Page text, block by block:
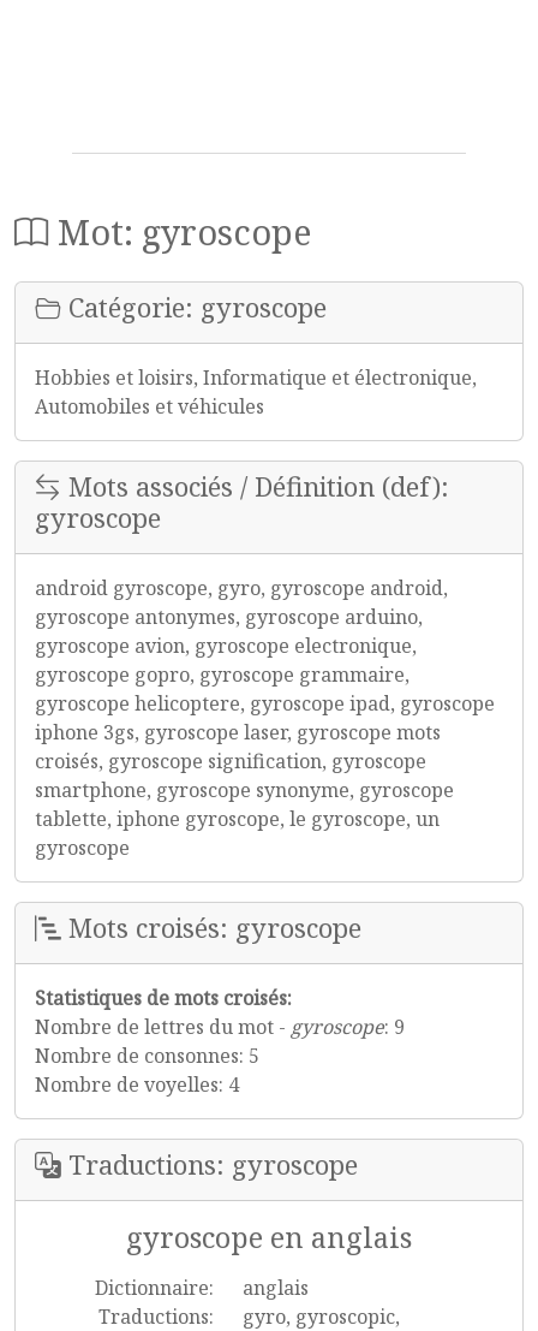
Mot: gyroscope
Catégorie: gyroscope
Hobbies et loisirs, Informatique et électronique,
Automobiles et véhicules
Mots associés / Définition (def):
gyroscope
android gyroscope, gyro, gyroscope android,
gyroscope antonymes, gyroscope arduino,
gyroscope avion, gyroscope electronique,
gyroscope gopro, gyroscope grammaire,
gyroscope helicoptere, gyroscope ipad, gyroscope
iphone 3gs, gyroscope laser, gyroscope mots
croisés, gyroscope signification, gyroscope
smartphone, gyroscope synonyme, gyroscope
tablette, iphone gyroscope, le gyroscope, un
gyroscope
Mots croisés: gyroscope
Statistiques de mots croisés:
Nombre de lettres du mot - gyroscope: 9
Nombre de consonnes: 5
Nombre de voyelles: 4
Traductions: gyroscope
gyroscope en anglais
Dictionnaire:
anglais
Traductions:
gyro, gyroscopic,